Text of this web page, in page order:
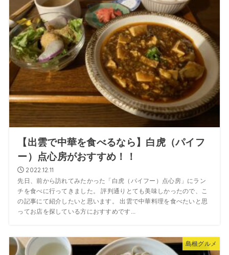
【出雲で中華を食べるなら】白虎（パイフ
ー）点心房がおすすめ！！
2022.12.11
先日、前から訪れてみたかった「白虎（パイフー）点心房」にラン
チを食べに行ってきました。 評判通りとても美味しかったので、こ
の記事にて紹介したいと思います。 出雲で中華料理を食べたいと思
ってお店を探している方におすすめです...
島根グルメ